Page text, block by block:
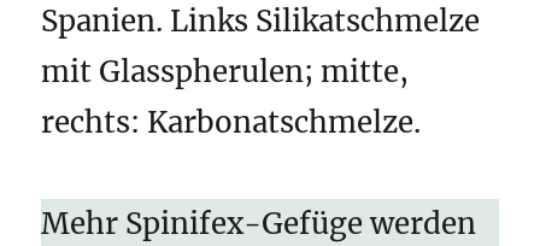
Spanien. Links Silikatschmelze
mit Glasspherulen; mitte,
rechts: Karbonatschmelze.
Mehr Spinifex-Gefüge werden